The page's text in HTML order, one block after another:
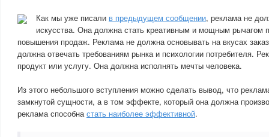
Как мы уже писали в предыдущем сообщении, реклама не
искусства. Она должна стать креативным и мощным рычагом
повышения продаж. Реклама не должна основывать на вкусах
должна отвечать требованиям рынка и психологии потребителя.
продукт или услугу. Она должна исполнять мечты человека.
Из этого небольшого вступления можно сделать вывод, что
замкнутой сущности, а в том эффекте, который она должна
реклама способнастать наиболее эффективной.